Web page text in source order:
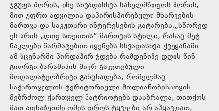
ჯგუფს შორის, ისე სხვადასხვა სახელმწიფოს შორის,
მით უფრო ადვილია დაპირისპირებული მხარეების
მართვა და საკუთარი ინტერესების გატარება.„სწორედ
ეს არის „დიფ სთეითის“ მართვის სტილი, რასაც მეტ-
ნაკლები წარმატებით იყენებს სხვადასხვა ქვეყანაში.
ამ სცენარში პირდაპირ ჯდება რამდენიმე დღის წინ
გიორგი ბარამიძის მიერ გაკეთებული
მოღალატეობრივი განცხადება, რომელმაც
საქართველოს ტერიტორიული მთლიანობისათვის
მებრძოლ ქართველ პატრიოტებს დააბრალა, თითქოს
მათ აფხაზეთში ომის დროს ტყვეები არ აჰყავდათ,